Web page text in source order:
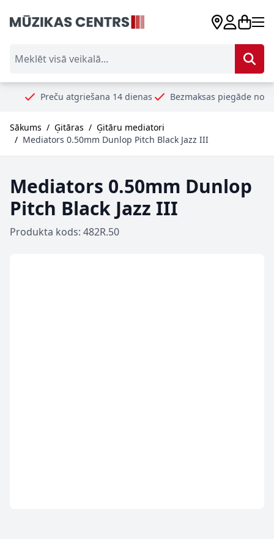
atgriešana 14 dienas Bezmaksas piegāde no 99€
Sākums / Ģitāras / Ģitāru mediatori
/ Mediators 0.50mm Dunlop Pitch Black Jazz III
Mediators 0.50mm Dunlop
Pitch Black Jazz III
Produkta kods: 482R.50